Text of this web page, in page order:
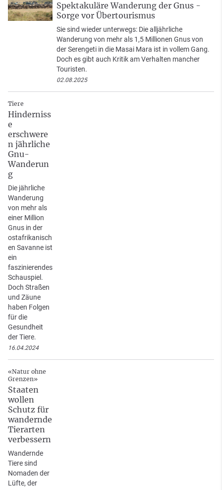
Spektakuläre Wanderung der Gnus -
Sorge vor Übertourismus
Sie sind wieder unterwegs: Die alljährliche
Wanderung von mehr als 1,5 Millionen Gnus von
der Serengeti in die Masai Mara ist in vollem Gang.
Doch es gibt auch Kritik am Verhalten mancher
Touristen.
02.08.2025
Tiere
Hinderniss
e
erschwere
n jährliche
Gnu-
Wanderun
g
Die jährliche
Wanderung
von mehr als
einer Million
Gnus in der
ostafrikanisch
en Savanne ist
ein
faszinierendes
Schauspiel.
Doch Straßen
und Zäune
haben Folgen
für die
Gesundheit
der Tiere.
16.04.2024
«Natur ohne
Grenzen»
Staaten
wollen
Schutz für
wandernde
Tierarten
verbessern
Wandernde
Tiere sind
Nomaden der
Lüfte, der